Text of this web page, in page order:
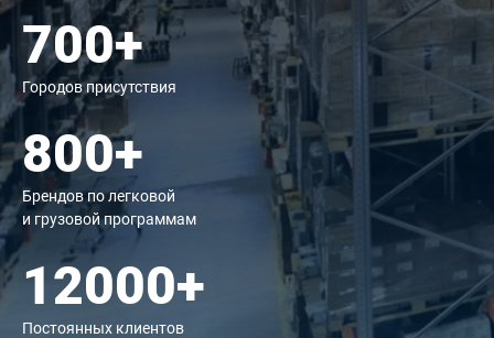
700+
Городов присутствия
800+
Брендов по легковой
и грузовой программам
12000+
Постоянных клиентов